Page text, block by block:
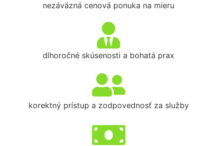
nezáväzná cenová ponuka na mieru
dlhoročné skúsenosti a bohatá prax
korektný prístup a zodpovednosť za služby